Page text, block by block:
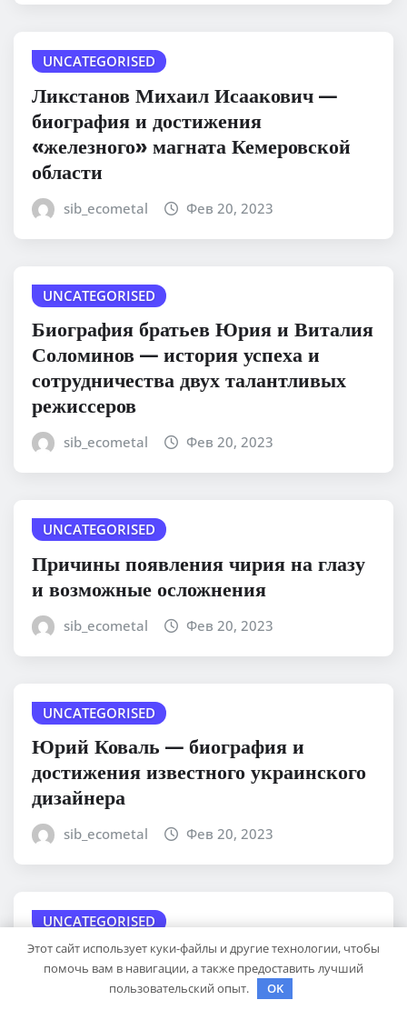
UNCATEGORISED
Ликстанов Михаил Исаакович —
биография и достижения
«железного» магната Кемеровской
области
sib_ecometal Фев 20, 2023
UNCATEGORISED
Биография братьев Юрия и Виталия
Соломинов — история успеха и
сотрудничества двух талантливых
режиссеров
sib_ecometal Фев 20, 2023
UNCATEGORISED
Причины появления чирия на глазу
и возможные осложнения
sib_ecometal Фев 20, 2023
UNCATEGORISED
Юрий Коваль — биография и
достижения известного украинского
дизайнера
sib_ecometal Фев 20, 2023
UNCATEGORISED
Биография Черкасовой Кристины –
удивительные истории жизни и
Этот сайт использует куки-файлы и другие технологии, чтобы
помочь вам в навигации, а также предоставить лучший
пользовательский опыт.
OK